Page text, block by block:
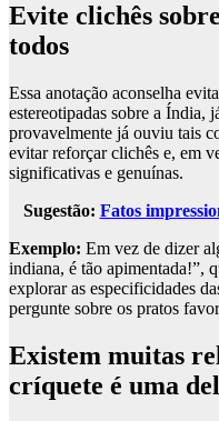
Evite clichês
todos
Essa anotação aconselha
estereotipadas sobre a Índia,
provavelmente já ouviu tais
evitar reforçar clichês e, em
significativas e genuínas.
Sugestão: Fatos
Exemplo: Em vez de dizer
indiana, é tão apimentada!”,
explorar as especificidades
pergunte sobre os pratos
Existem muitas
críquete é uma